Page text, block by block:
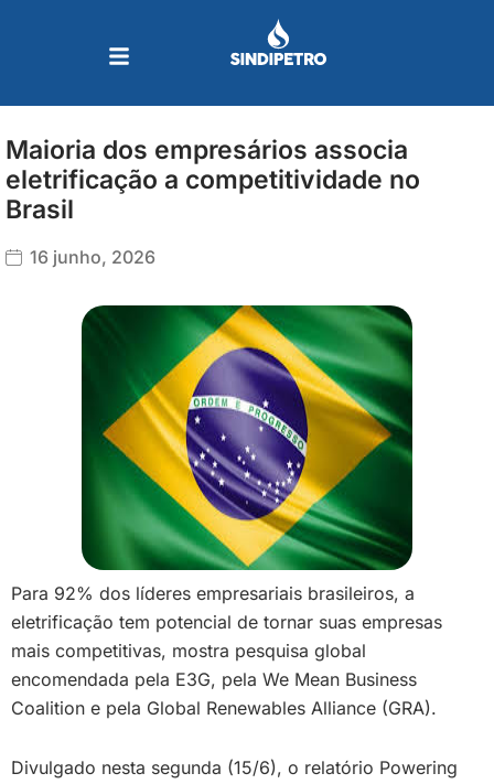
Maioria dos empresários associa
eletrificação a competitividade no
Brasil
16 junho, 2026
Para 92% dos líderes empresariais brasileiros, a
eletrificação tem potencial de tornar suas empresas
mais competitivas, mostra pesquisa global
encomendada pela E3G, pela We Mean Business
Coalition e pela Global Renewables Alliance (GRA).
Divulgado nesta segunda (15/6), o relatório Powering